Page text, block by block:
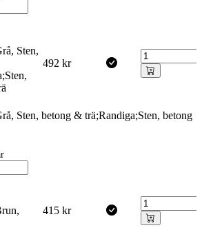
Sten,
492 kr
Sten, betong & trä;Randiga;Sten, betong
415 kr